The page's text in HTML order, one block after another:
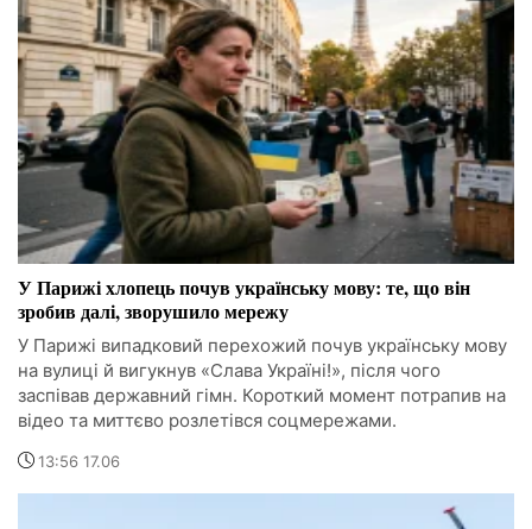
У Парижі хлопець почув українську мову: те, що він
зробив далі, зворушило мережу
У Парижі випадковий перехожий почув українську мову
на вулиці й вигукнув «Слава Україні!», після чого
заспівав державний гімн. Короткий момент потрапив на
відео та миттєво розлетівся соцмережами.
13:56 17.06